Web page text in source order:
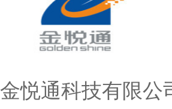
金悦通科技有限公